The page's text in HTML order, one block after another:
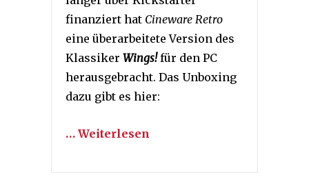
finanziert hat Cineware Retro
eine überarbeitete Version des
Klassiker Wings!für den PC
herausgebracht. Das Unboxing
dazu gibt es hier:
… Weiterlesen